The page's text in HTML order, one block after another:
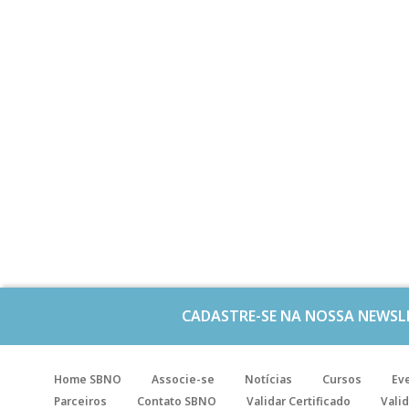
CADASTRE-SE NA NOSSA
Home SBNO Associe-se Notícias Cursos
Parceiros
Contato SBNO Validar Certificado